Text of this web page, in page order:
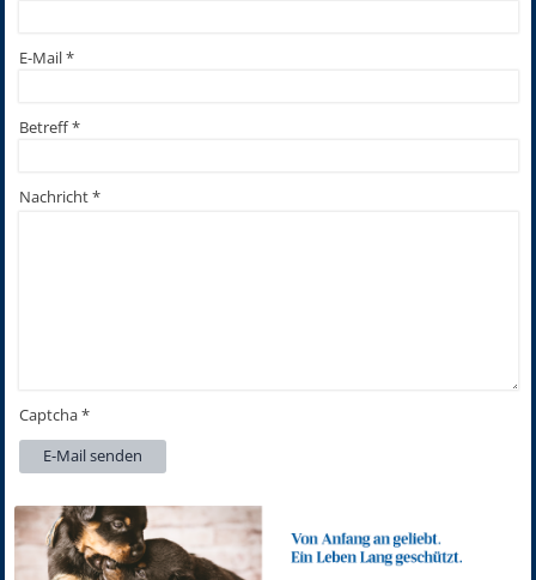
E-Mail*
Betreff*
Nachricht*
Captcha*
E-Mail senden